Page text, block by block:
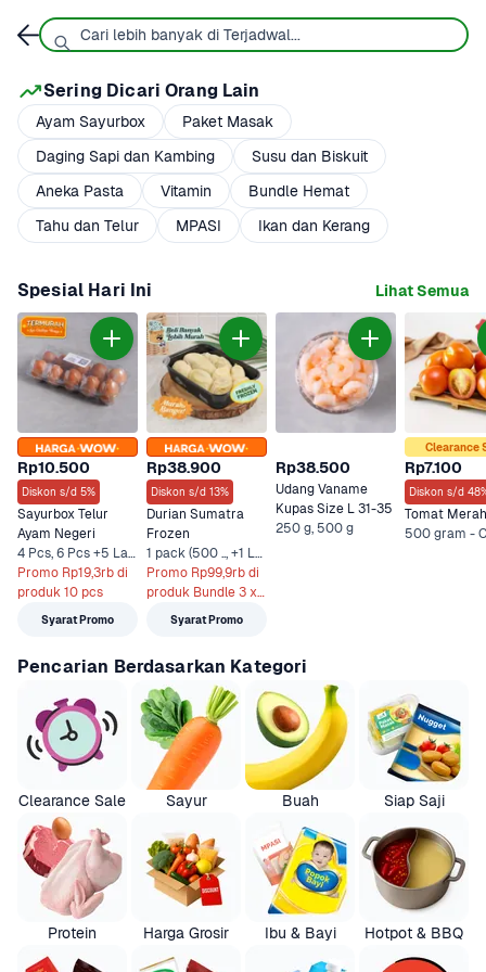
Sering Dicari Orang Lain
Ayam Sayurbox
Paket Masak
Daging Sapi dan Kambing
Susu dan Biskuit
Aneka Pasta
Vitamin
Bundle Hemat
Tahu dan Telur
MPASI Ikan dan Kerang
Spesial Hari Ini Lihat Semua
Rp10.500
Diskon s/d 5%
Sayurbox Telur
Ayam Negeri
4 Pcs, 6 Pcs +5 Lainnya
Promo Rp19,3rb di
produk 10 pcs
Syarat Promo
Rp38.900
Diskon s/d 13%
Durian Sumatra
Frozen
1 pack (500 .., +1 Lainnya
Promo Rp99,9rb di
produk Bundle 3 x
500 grSyarat Promo
Rp38.500
Udang Vaname
Kupas Size L 31-35
250 g, 500 g
Clearance
Rp7.100
Diskon s/d
Tomat Merah
Pencarian Berdasarkan Kategori
Clearance Sale Sayur Buah Siap Saji
Protein Harga Grosir Ibu & Bayi Hotpot & BBQ